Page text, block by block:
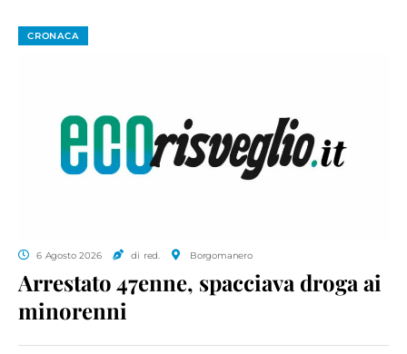
CRONACA
6 Agosto 2026 di red. Borgomanero
Arrestato 47enne, spacciava droga ai
minorenni